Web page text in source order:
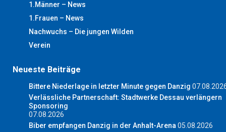
1.Männer – News
1.Frauen – News
Nachwuchs – Die jungen Wilden
Verein
Neueste Beiträge
Bittere Niederlage in letzter Minute gegen Danzig
Verlässliche Partnerschaft: Stadtwerke Dessau verlängern
Sponsoring
07.08.2026
Biber empfangen Danzig in der Anhalt-Arena05.08.2026